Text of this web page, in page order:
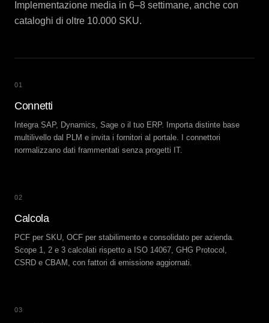
Implementazione media in 6–8 settimane, anche con
cataloghi di oltre 10.000 SKU.
01
Connetti
Integra SAP, Dynamics, Sage o il tuo ERP. Importa distinte base
multilivello dal PLM e invita i fornitori al portale. I connettori
normalizzano dati frammentati senza progetti IT.
02
Calcola
PCF per SKU, OCF per stabilimento e consolidato per azienda.
Scope 1, 2 e 3 calcolati rispetto a ISO 14067, GHG Protocol,
CSRD e CBAM, con fattori di emissione aggiornati.
03